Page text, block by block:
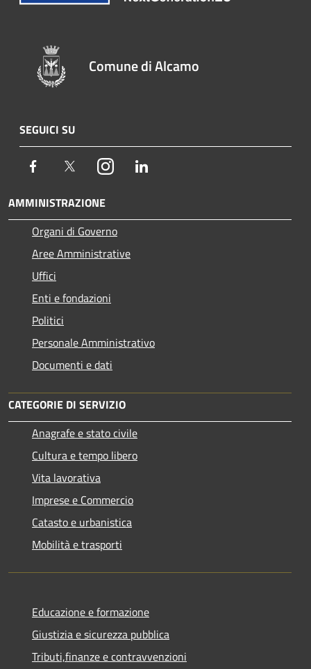
Comune di Alcamo
SEGUICI SU
Facebook TwitterInstagram
AMMINISTRAZIONE
Organi di Governo
Aree Amministrative
Uffici
Enti e fondazioni
Politici
Personale Amministrativo
Documenti e dati
CATEGORIE DI SERVIZIO
Anagrafe e stato civile
Cultura e tempo libero
Vita lavorativa
Imprese e Commercio
Catasto e urbanistica
Mobilità e trasporti
Educazione e formazione
Giustizia e sicurezza pubblica
Tributi,finanze e contravvenzioni